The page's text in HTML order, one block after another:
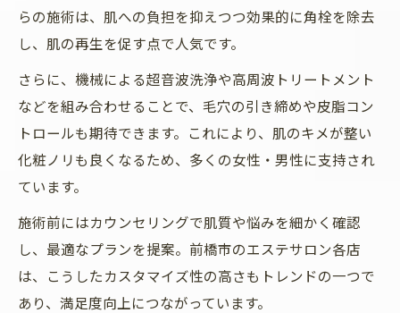
らの施術は、肌への負担を抑えつつ効果的に角栓を除去
し、肌の再生を促す点で人気です。
さらに、機械による超音波洗浄や高周波トリートメント
などを組み合わせることで、毛穴の引き締めや皮脂コン
トロールも期待できます。これにより、肌のキメが整い
化粧ノリも良くなるため、多くの女性・男性に支持され
ています。
施術前にはカウンセリングで肌質や悩みを細かく確認
し、最適なプランを提案。前橋市のエステサロン各店
は、こうしたカスタマイズ性の高さもトレンドの一つで
あり、満足度向上につながっています。